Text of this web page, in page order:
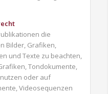
die
Bilder, Grafiken,
und Texte zu beachten,
Tondokumente,
oder auf
Videosequenzen